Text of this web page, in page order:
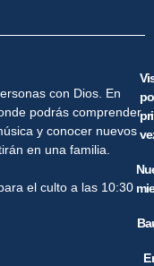
con Dios. En
podrás comprender
y conocer nuevos
en una familia.
el culto a las 10:30